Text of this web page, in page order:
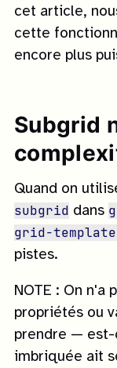
cet article,
cette
encore plus
Subgrid
Quand on
subgrid dans
grid-
pistes.
NOTE : On n'a
propriétés ou
prendre — est-
imbriquée ait